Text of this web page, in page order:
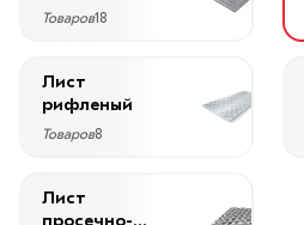
Товаров18
Лист
рифленый
Товаров8
Лист
просечно-
Длина
2500
мм